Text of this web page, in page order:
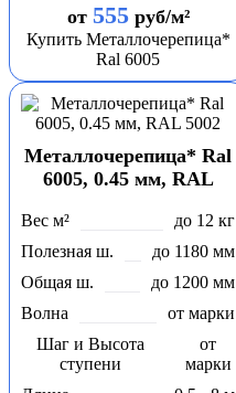
от 555руб/м²
Купить Металлочерепица*
Ral 6005
Металлочерепица* Ral
6005, 0.45 мм, RAL
Вес м²
до 12 кг
Полезная ш.
до 1180 мм
Общая ш.
до 1200 мм
Волна
от марки
Шаг и Высота
ступени
от
марки